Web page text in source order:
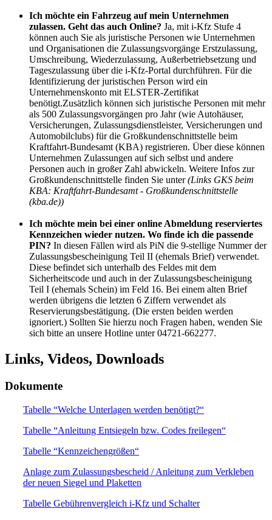
Ich möchte ein Fahrzeug auf mein Unternehmen
zulassen. Geht das auch Online? Ja, mit i-Kfz Stufe 4
können auch Sie als juristische Personen wie Unternehmen
und Organisationen die Zulassungsvorgänge Erstzulassung,
Umschreibung, Wiederzulassung, Außerbetriebsetzung und
Tageszulassung über die i-Kfz-Portal durchführen. Für die
Identifizierung der juristischen Person wird ein
Unternehmenskonto mit ELSTER-Zertifikat
benötigt.Zusätzlich können sich juristische Personen mit mehr
als 500 Zulassungsvorgängen pro Jahr (wie Autohäuser,
Versicherungen, Zulassungsdienstleister, Versicherungen und
Automobilclubs) für die Großkundenschnittstelle beim
Kraftfahrt-Bundesamt (KBA) registrieren. Über diese können
Unternehmen Zulassungen auf sich selbst und andere
Personen auch in großer Zahl abwickeln. Weitere Infos zur
Großkundenschnittstelle finden Sie unter(Links GKS beim
KBA: Kraftfahrt-Bundesamt - Großkundenschnittstelle
(kba.de))
Ich möchte mein bei einer online Abmeldung reserviertes
Kennzeichen wieder nutzen. Wo finde ich die passende
PIN? In diesen Fällen wird als PiN die 9-stellige Nummer der
Zulassungsbescheinigung Teil II (ehemals Brief) verwendet.
Diese befindet sich unterhalb des Feldes mit dem
Sicherheitscode und auch in der Zulassungsbescheinigung
Teil I (ehemals Schein) im Feld 16. Bei einem alten Brief
werden übrigens die letzten 6 Ziffern verwendet als
Reservierungsbestätigung. (Die ersten beiden werden
ignoriert.) Sollten Sie hierzu noch Fragen haben, wenden Sie
sich bitte an unsere Hotline unter 04721-662277.
Links, Videos, Downloads
Dokumente
Tabelle “Welche Unterlagen werden benötigt?“
Tabelle “Anleitung Entsiegeln bzw. Codes freilegen“
Tabelle “Kennzeichengrößen“
Anlage zum Zulassungsbescheid / Anleitung zum Verkleben
der neuen Siegel und Plaketten
Tabelle Gebührenvergleich i-Kfz und Schalter